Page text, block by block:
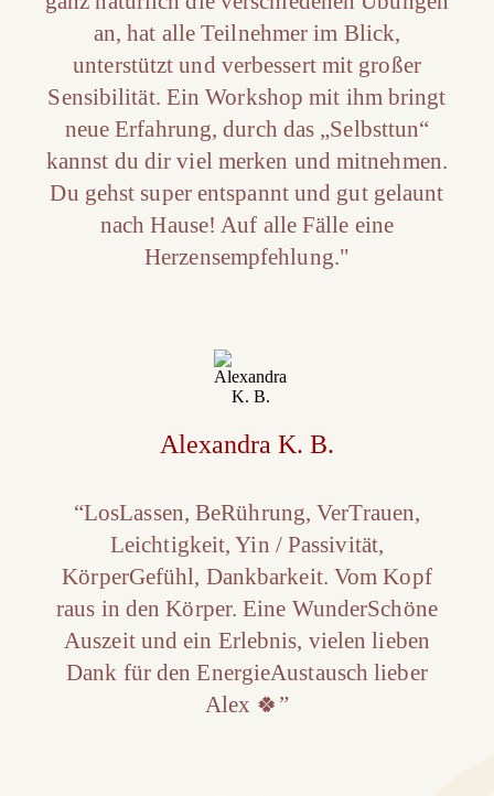
an, hat alle Teilnehmer im Blick,
unterstützt und verbessert mit großer
Sensibilität. Ein Workshop mit ihm bringt
neue Erfahrung, durch das „Selbsttun“
kannst du dir viel merken und mitnehmen.
Du gehst super entspannt und gut gelaunt
nach Hause! Auf alle Fälle eine
Herzensempfehlung."
Alexandra K. B.
“LosLassen, BeRührung, VerTrauen,
Leichtigkeit, Yin / Passivität,
KörperGefühl, Dankbarkeit. Vom Kopf
raus in den Körper. Eine WunderSchöne
Auszeit und ein Erlebnis, vielen lieben
Dank für den EnergieAustausch lieber
Alex 🍀”